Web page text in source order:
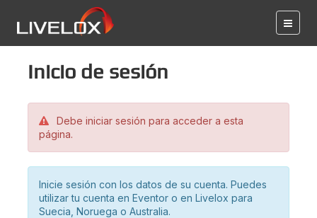
Inicio de sesión
Debe iniciar sesión para acceder a esta
página.
Inicie sesión con los datos de su cuenta. Puedes
utilizar tu cuenta en Eventor o en Livelox para
Suecia, Noruega o Australia.